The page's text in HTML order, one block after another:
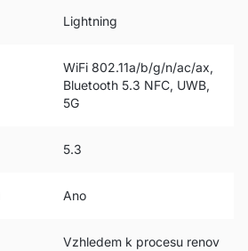
Lightning
WiFi 802.11a/b/g/n/ac/ax,
Bluetooth 5.3 NFC, UWB,
5G
5.3
Ano
Vzhledem k procesu renov